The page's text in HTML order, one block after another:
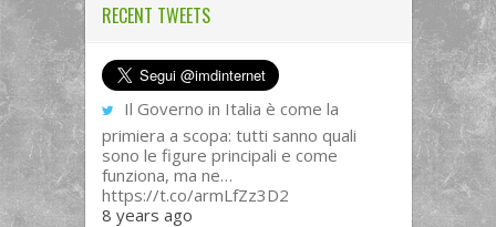
RECENT TWEETS
Il Governo in Italia è come la
primiera a scopa: tutti sanno quali
sono le figure principali e come
funziona, ma ne…
https://t.co/armLfZz3D2
8 years ago